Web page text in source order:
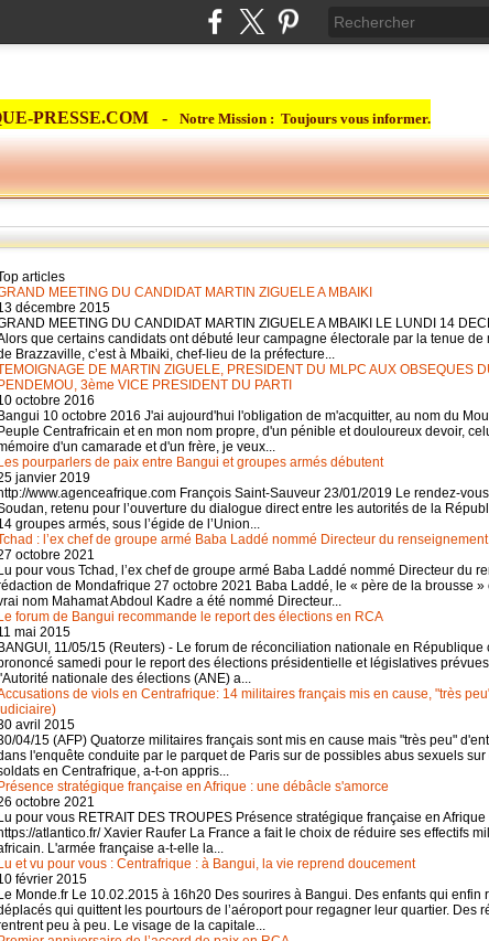
PRESSE.COM - Notre Mission : Toujours vous informer.
articles
MEETING DU CANDIDAT MARTIN ZIGUELE A MBAIKI
décembre 2015
MEETING DU CANDIDAT MARTIN ZIGUELE A MBAIKI LE LUNDI 14
que certains candidats ont débuté leur campagne électorale par la tenue
Brazzaville, c’est à Mbaiki, chef-lieu de la préfecture...
DE MARTIN ZIGUELE, PRESIDENT DU MLPC AUX OBSEQUES
PENDEMOU, 3ème VICE PRESIDENT DU PARTI
octobre 2016
Bangui 10 octobre 2016 J'ai aujourd'hui l'obligation de m'acquitter, au nom du
Peuple Centrafricain et en mon nom propre, d'un pénible et douloureux devoir,
d'un camarade et d'un frère, je veux...
Les pourparlers de paix entre Bangui et groupes armés débutent
janvier 2019
www.agenceafrique.com François Saint-Sauveur 23/01/2019 Le rendez-
retenu pour l’ouverture du dialogue direct entre les autorités de la
groupes armés, sous l’égide de l’Union...
: l’ex chef de groupe armé Baba Laddé nommé Directeur du
octobre 2021
Lu pour vous Tchad, l’ex chef de groupe armé Baba Laddé nommé Directeur du
de Mondafrique 27 octobre 2021 Baba Laddé, le « père de la brousse
nom Mahamat Abdoul Kadre a été nommé Directeur...
Le forum de Bangui recommande le report des élections en RCA
mai 2015
BANGUI, 11/05/15 (Reuters) - Le forum de réconciliation nationale en République
samedi pour le report des élections présidentielle et législatives
l'Autorité nationale des élections (ANE) a...
de viols en Centrafrique: 14 militaires français mis en cause, "très
avril 2015
04/15 (AFP) Quatorze militaires français sont mis en cause mais "très peu"
l'enquête conduite par le parquet de Paris sur de possibles abus sexuels
en Centrafrique, a-t-on appris...
Présence stratégique française en Afrique : une débâcle s'amorce
octobre 2021
Lu pour vous RETRAIT DES TROUPES Présence stratégique française en
atlantico.fr/ Xavier Raufer La France a fait le choix de réduire ses effectifs
L'armée française a-t-elle la...
Lu et vu pour vous : Centrafrique : à Bangui, la vie reprend doucement
février 2015
Le Monde.fr Le 10.02.2015 à 16h20 Des sourires à Bangui. Des enfants qui enfin
qui quittent les pourtours de l’aéroport pour regagner leur quartier. Des
peu à peu. Le visage de la capitale...